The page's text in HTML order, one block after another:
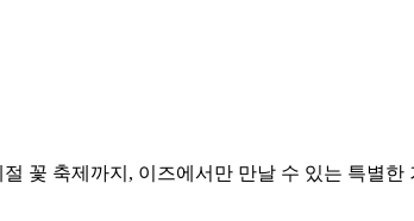
꽃 축제까지, 이즈에서만 만날 수 있는 특별